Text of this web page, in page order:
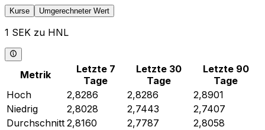
Kurse Umgerechneter Wert
1 SEK zu HNL
Metrik
Letzte 7
Tage
Letzte 30
Tage
Letzte 90
Tage
Hoch
2,8286 2,8286
2,8901
Niedrig
2,8028 2,7443
2,7407
Durchschnitt 2,8160 2,7787
2,8058